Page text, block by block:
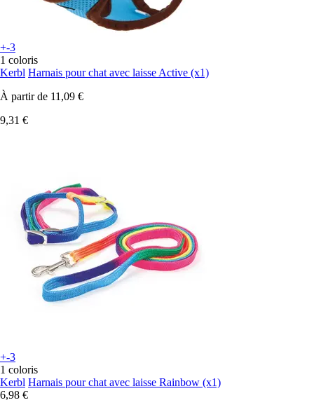
+-3
1 coloris
Kerbl Harnais pour chat avec laisse Active (x1)
À partir de 11,09 €
9,31 €
+-3
1 coloris
Kerbl Harnais pour chat avec laisse Rainbow (x1)
6,98 €